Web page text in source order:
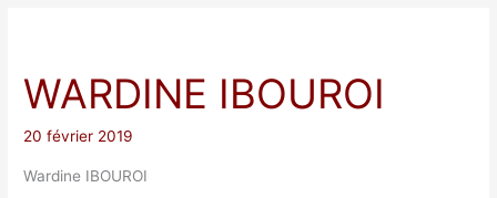
WARDINE IBOUROI
20 février 2019
Wardine IBOUROI